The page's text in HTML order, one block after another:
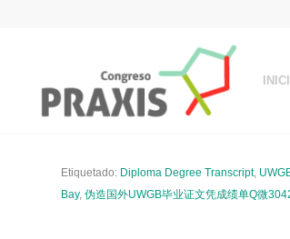
Etiquetado: Diploma Degree Transcript,
Bay, 伪造国外UWGB毕业证文凭成绩单Q微